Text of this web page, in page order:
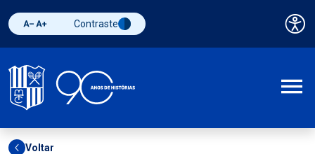
Diminuir fonte
Aumentar fonteAlternar contraste
Contraste
Voltar